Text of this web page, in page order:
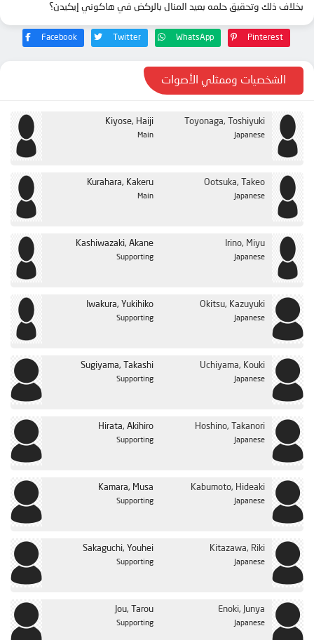
بخلاف ذلك وتحقيق حلمه بعيد المنال بالركض في هاكوني إيكيدن؟
Facebook Twitter WhatsApp Pinterest
الشخصيات وممثلي الأصوات
Kiyose, Haiji
Main
Toyonaga, Toshiyuki
Japanese
Kurahara, Kakeru
Main
Ootsuka, Takeo
Japanese
Kashiwazaki, Akane
Supporting
Irino, Miyu
Japanese
Iwakura, Yukihiko
Supporting
Okitsu, Kazuyuki
Japanese
Sugiyama, Takashi
Supporting
Uchiyama, Kouki
Japanese
Hirata, Akihiro
Supporting
Hoshino, Takanori
Japanese
Kamara, Musa
Supporting
Kabumoto, Hideaki
Japanese
Sakaguchi, Youhei
Supporting
Kitazawa, Riki
Japanese
Jou, Tarou
Supporting
Enoki, Junya
Japanese